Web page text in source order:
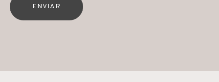
ENVIAR